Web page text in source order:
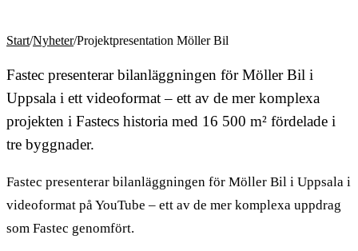
Start/Nyheter/Projektpresentation Möller Bil
Fastec presenterar bilanläggningen för Möller Bil i
Uppsala i ett videoformat – ett av de mer komplexa
projekten i Fastecs historia med 16 500 m² fördelade i
tre byggnader.
Fastec presenterar bilanläggningen för Möller Bil i Uppsala i
videoformat på YouTube – ett av de mer komplexa uppdrag
som Fastec genomfört.